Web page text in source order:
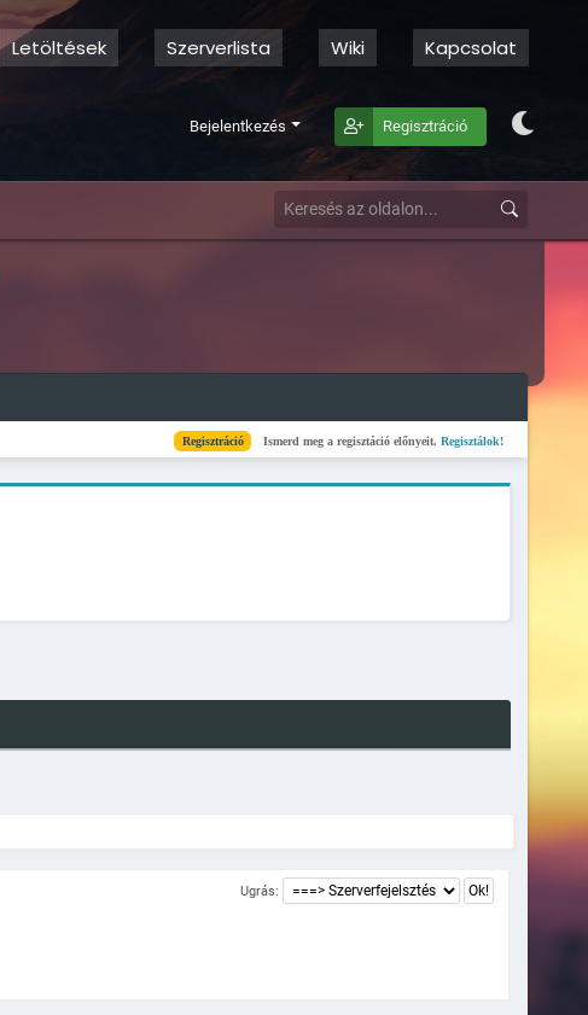
Letöltések Szerverlista Wiki Kapcsolat
Bejelentkezés Regisztráció
Regisztráció Ismerd meg a regisztáció előnyeit.Regisztálok! Kész
Ugrás: